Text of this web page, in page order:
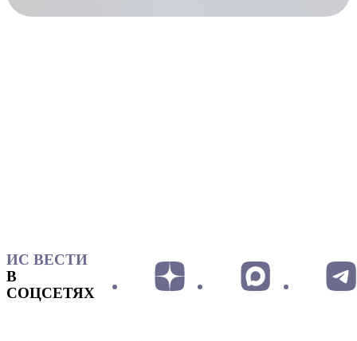
ИС ВЕСТИ
В
СОЦСЕТЯХ